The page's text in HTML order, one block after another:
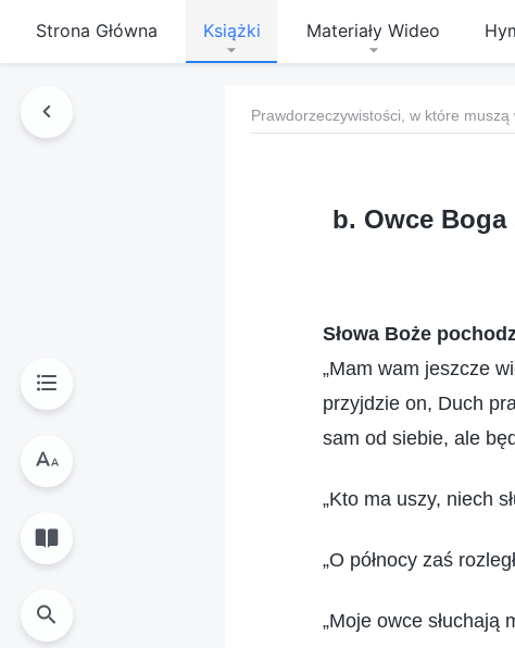
Strona Główna Książki Materiały Wideo
Prawdorzeczywistości, w które
b. Owce Boga
Słowa Boże
„Mam wam jeszcze
przyjdzie on, Duch
sam od siebie, ale
„Kto ma uszy, niech
„O północy zaś
„Moje owce słuchają